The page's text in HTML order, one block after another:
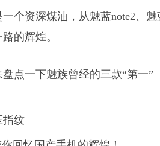
个资深煤油，从魅蓝note2、
的辉煌。
点一下魅族曾经的三款“第一”
纹